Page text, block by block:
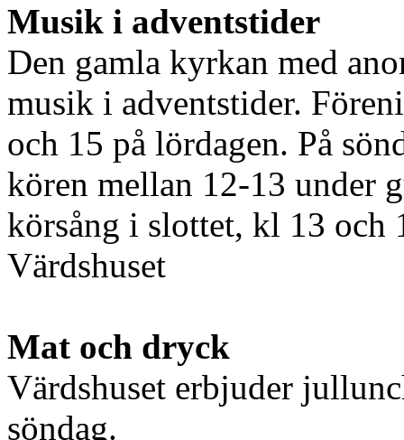
Musik i adventstider
Den gamla kyrkan med
musik i adventstider.
och 15 på lördagen. På
kören mellan 12-13 under
körsång i slottet, kl 13 och
Värdshuset
Mat och dryck
Värdshuset erbjuder
söndag.